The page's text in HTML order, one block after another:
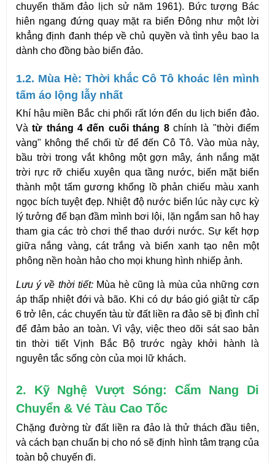
chuyến thăm đảo lịch sử năm 1961). Bức tượng Bác
hiên ngang đứng quay mặt ra biển Đông như một lời
khẳng định đanh thép về chủ quyền và tình yêu bao la
dành cho đồng bào biển đảo.
1.2. Mùa Hè: Thời khắc Cô Tô khoác lên mình
tấm áo lộng lẫy nhất
Khí hậu miền Bắc chi phối rất lớn đến du lịch biển đảo.
Và từ tháng 4 đến cuối tháng 8 chính là "thời điểm
vàng" không thể chối từ để đến Cô Tô. Vào mùa này,
bầu trời trong vắt không một gợn mây, ánh nắng mặt
trời rực rỡ chiếu xuyên qua tầng nước, biến mặt biển
thành một tấm gương khổng lồ phản chiếu màu xanh
ngọc bích tuyệt đẹp. Nhiệt độ nước biển lúc này cực kỳ
lý tưởng để bạn đầm mình bơi lội, lặn ngắm san hô hay
tham gia các trò chơi thể thao dưới nước. Sự kết hợp
giữa nắng vàng, cát trắng và biển xanh tạo nên một
phông nền hoàn hảo cho mọi khung hình nhiếp ảnh.
Lưu ý về thời tiết: Mùa hè cũng là mùa của những cơn
áp thấp nhiệt đới và bão. Khi có dự báo gió giật từ cấp
6 trở lên, các chuyến tàu từ đất liền ra đảo sẽ bị đình chỉ
để đảm bảo an toàn. Vì vậy, việc theo dõi sát sao bản
tin thời tiết Vịnh Bắc Bộ trước ngày khởi hành là
nguyên tắc sống còn của mọi lữ khách.
2. Kỹ Nghệ Vượt Sóng: Cẩm Nang Di
Chuyển & Vé Tàu Cao Tốc
Chặng đường từ đất liền ra đảo là thử thách đầu tiên,
và cách bạn chuẩn bị cho nó sẽ định hình tâm trạng của
toàn bộ chuyến đi.